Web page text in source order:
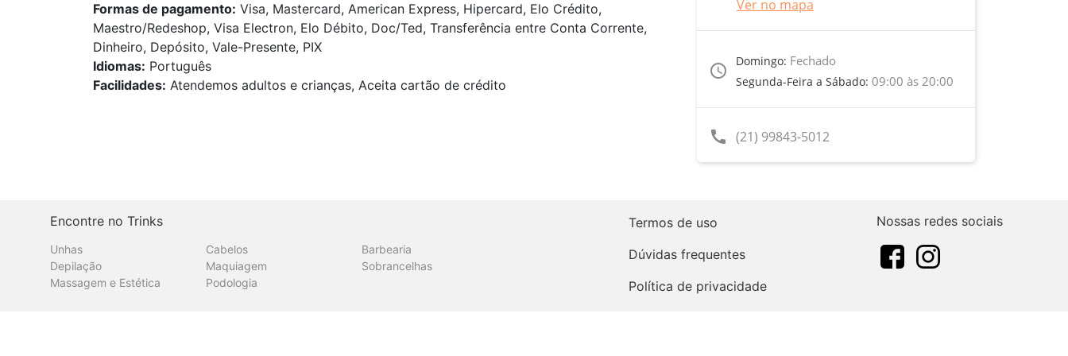
Formas de pagamento: Visa, Mastercard, American Express, Hipercard, Elo Crédito,
Maestro/Redeshop, Visa Electron, Elo Débito, Doc/Ted, Transferência entre Conta Corrente,
Dinheiro, Depósito, Vale-Presente, PIX
Idiomas: Português
Facilidades: Atendemos adultos e crianças, Aceita cartão de crédito
Ver no mapa
access_time
Domingo: Fechado
Segunda-Feira a Sábado: 09:00 às 20:00
call (21) 99843-5012
Encontre no Trinks
Unhas Cabelos
Barbearia
Depilação
Maquiagem
Sobrancelhas
Massagem e Estética
Podologia
Termos de uso
Dúvidas frequentes
Política de privacidade
Nossas redes sociais